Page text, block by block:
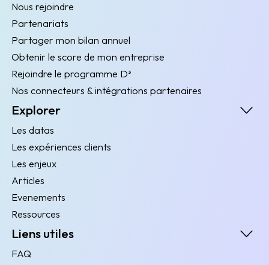
Nous rejoindre
Partenariats
Partager mon bilan annuel
Obtenir le score de mon entreprise
Rejoindre le programme D³
Nos connecteurs & intégrations partenaires
Explorer
Les datas
Les expériences clients
Les enjeux
Articles
Evenements
Ressources
Liens utiles
FAQ